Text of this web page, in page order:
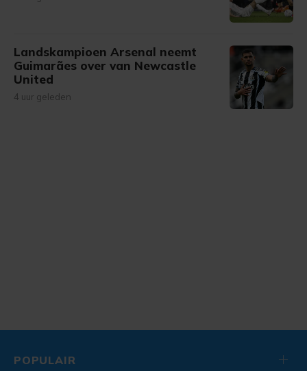
Landskampioen Arsenal neemt
Guimarães over van Newcastle
United
4 uur geleden
POPULAIR